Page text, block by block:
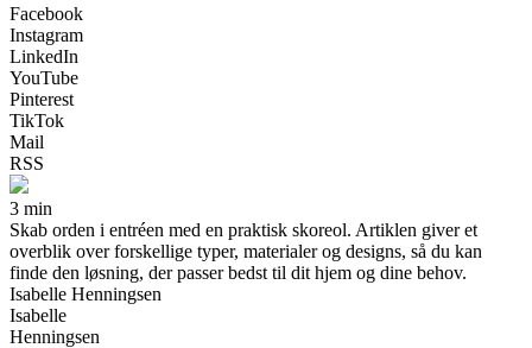
Facebook
Instagram
LinkedIn
YouTube
Pinterest
TikTok
Mail
RSS
3 min
Skab orden i entréen med en praktisk skoreol. Artiklen giver et
overblik over forskellige typer, materialer og designs, så du kan
finde den løsning, der passer bedst til dit hjem og dine behov.
Isabelle Henningsen
Isabelle
Henningsen